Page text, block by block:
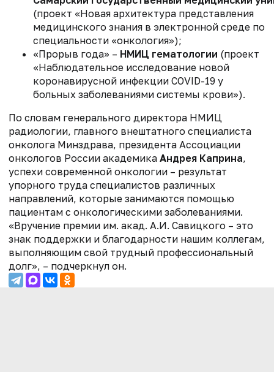
(проект «Новая архитектура представления
медицинского знания в электронной среде по
специальности «онкология»);
«Прорыв года» – НМИЦ гематологии (проект
«Наблюдательное исследование новой
коронавирусной инфекции COVID-19 у
больных заболеваниями системы крови»).
По словам генерального директора НМИЦ
радиологии, главного внештатного специалиста
онколога Минздрава, президента Ассоциации
онкологов России академика Андрея Каприна,
успехи современной онкологии – результат
упорного труда специалистов различных
направлений, которые занимаются помощью
пациентам с онкологическими заболеваниями.
«Вручение премии им. акад. А.И. Савицкого – это
знак поддержки и благодарности нашим коллегам,
выполняющим свой трудный профессиональный
долг», – подчеркнул он.